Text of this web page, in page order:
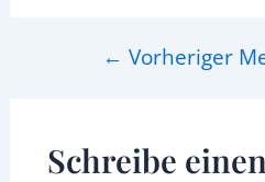
← Vorheriger
Schreibe einen